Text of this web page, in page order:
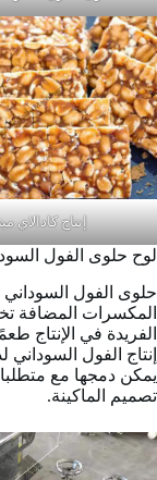
إنتاج كادالاي
لوح حلوى الفول
حلوى الفول السوداني
المكسرات المضافة
الفريدة في الإنتاج
إنتاج الفول
يمكن دمجها مع
تصميم الماكينة.